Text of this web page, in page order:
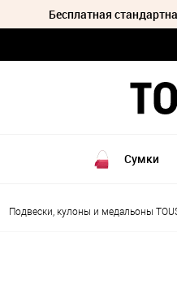
Бесплатная
Сумки
Подвески, кулоны и медальоны